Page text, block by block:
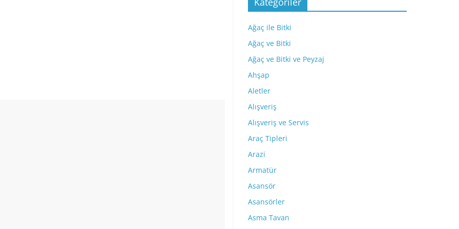
Ağaç ile Bitki
Ağaç ve Bitki
Ağaç ve Bitki ve Peyzaj
Ahşap
Aletler
Alışveriş
Alışveriş ve Servis
Araç Tipleri
Arazi
Armatür
Asansör
Asansörler
Asma Tavan